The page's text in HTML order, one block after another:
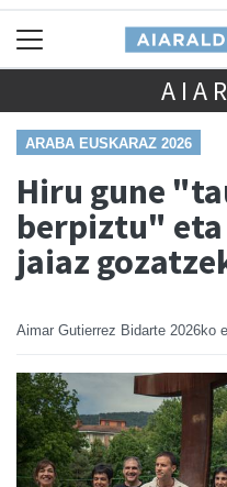
ARABA EUSKARAZ 2026
Hiru gune
berpiztu" eta
jaiaz
Aimar Gutierrez Bidarte 2026ko